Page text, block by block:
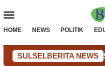
ke
Mobile
HOME NEWS POLITIK
SULSELBERITA NEWS
Bantuan Sosial untuk